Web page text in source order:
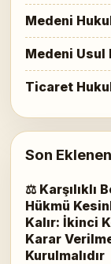
Medeni
Medeni Usul
Ticaret
Son
⚖ Karşılıklı
Hükmü
Kalır: İkinci
Karar
Kurulmalıdır